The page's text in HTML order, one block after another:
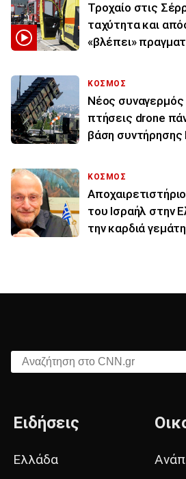
Τροχαίο στις
ταχύτητα και
«βλέπει»
ΚΟΣΜΟΣ
Νέος συναγερμός
πτήσεις drone
βάση συντήρησης
ΚΟΣΜΟΣ
του Ισραήλ στην
την καρδιά
Αναζήτηση στο CNN.gr
Ειδήσεις
Ελλάδα